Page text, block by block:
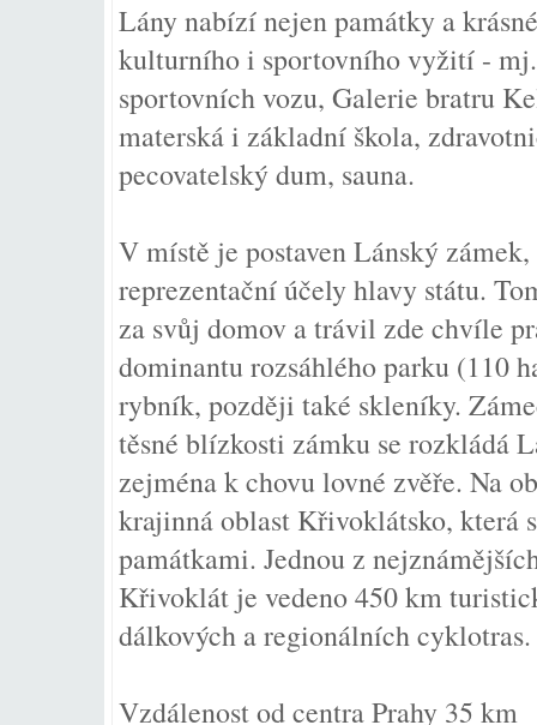
Lány nabízí nejen památky a
kulturního i sportovního vyžití -
sportovních vozu, Galerie bratru
materská i základní škola,
pecovatelský dum, sauna.
V místě je postaven Lánský
reprezentační účely hlavy státu.
za svůj domov a trávil zde chvíle
dominantu rozsáhlého parku (110
rybník, později také skleníky.
těsné blízkosti zámku se rozkládá
zejména k chovu lovné zvěře. Na
krajinná oblast Křivoklátsko, která
památkami. Jednou z
Křivoklát je vedeno 450 km
dálkových a regionálních cyklotras.
Vzdálenost od centra Prahy 35 km